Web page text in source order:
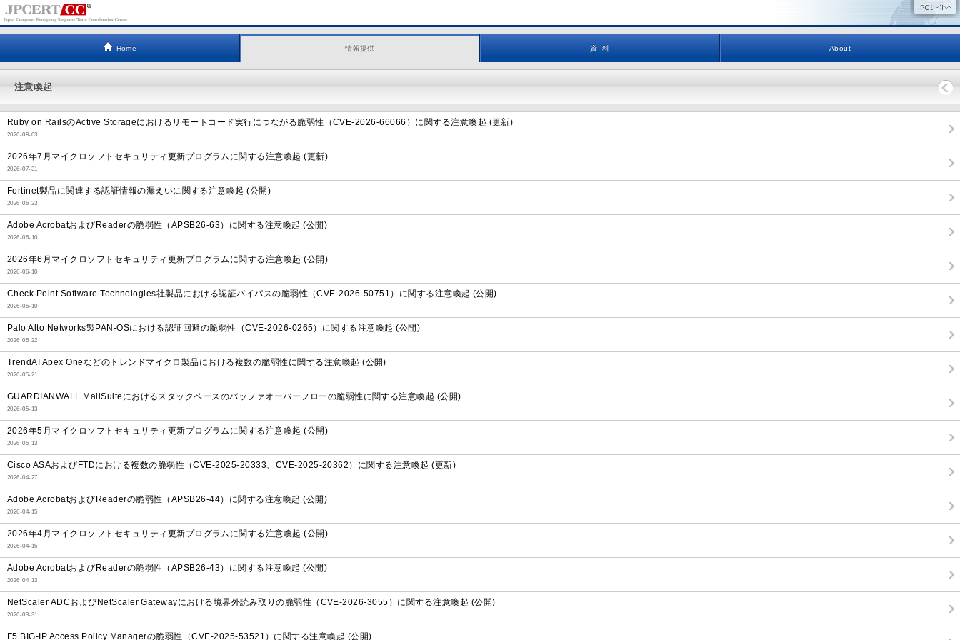
Home 情報提供 資 料 About
注意喚起
Ruby on RailsのActive Storageにおけるリモートコード実行につながる脆弱性（CVE-2026-66066）に関する注意喚起 (更新)
2026-08-03
2026年7月マイクロソフトセキュリティ更新プログラムに関する注意喚起 (更新)
2026-07-31
Fortinet製品に関連する認証情報の漏えいに関する注意喚起 (公開)
2026-06-23
Adobe AcrobatおよびReaderの脆弱性（APSB26-63）に関する注意喚起 (公開)
2026-06-10
2026年6月マイクロソフトセキュリティ更新プログラムに関する注意喚起 (公開)
2026-06-10
Check Point Software Technologies社製品における認証バイパスの脆弱性（CVE-2026-50751）に関する注意喚起 (公開)
2026-06-10
Palo Alto Networks製PAN-OSにおける認証回避の脆弱性（CVE-2026-0265）に関する注意喚起 (公開)
2026-05-22
TrendAI Apex Oneなどのトレンドマイクロ製品における複数の脆弱性に関する注意喚起 (公開)
2026-05-21
GUARDIANWALL MailSuiteにおけるスタックベースのバッファオーバーフローの脆弱性に関する注意喚起 (公開)
2026-05-13
2026年5月マイクロソフトセキュリティ更新プログラムに関する注意喚起 (公開)
2026-05-13
Cisco ASAおよびFTDにおける複数の脆弱性（CVE-2025-20333、CVE-2025-20362）に関する注意喚起 (更新)
2026-04-27
Adobe AcrobatおよびReaderの脆弱性（APSB26-44）に関する注意喚起 (公開)
2026-04-15
2026年4月マイクロソフトセキュリティ更新プログラムに関する注意喚起 (公開)
2026-04-15
Adobe AcrobatおよびReaderの脆弱性（APSB26-43）に関する注意喚起 (公開)
2026-04-13
NetScaler ADCおよびNetScaler Gatewayにおける境界外読み取りの脆弱性（CVE-2026-3055）に関する注意喚起 (公開)
2026-03-31
F5 BIG-IP Access Policy Managerの脆弱性（CVE-2025-53521）に関する注意喚起 (公開)